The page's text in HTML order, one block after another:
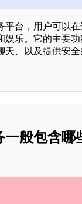
平台，用户可以
娱乐。它的主要
、以及提供安全
般包含哪